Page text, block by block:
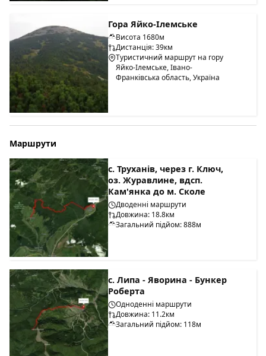
Гора Яйко-Ілемське
Висота 1680м
Дистанція: 39км
Туристичний маршрут на гору
Яйко-Ілемське, Івано-
Франківська область, Україна
Маршрути
с. Труханів, через г. Ключ,
оз. Журавлине, вдсп.
Кам'янка до м. Сколе
Дводенні маршрути
Довжина: 18.8км
Загальний підйом: 888м
c. Липа - Яворина - Бункер
Роберта
Одноденні маршрути
Довжина: 11.2км
Загальний підйом: 118м